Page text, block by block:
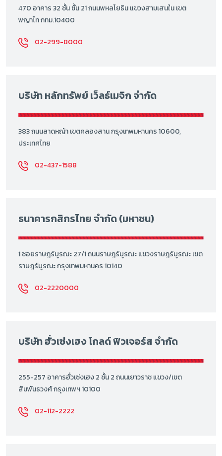
470 อาคาร 32 ชั้น ชั้น 21 ถนนพหลโยธิน แขวงสามเสนใน เขต
พญาไท กทม.10400
02-299-8000
บริษัท หลักทรัพย์ เว็ลธ์เมจิก จำกัด
383 ถนนลาดหญ้า เขตคลองสาน กรุงเทพมหานคร 10600,
ประเทศไทย
02-437-1588
ธนาคารกสิกรไทย จำกัด (มหาชน)
1 ซอยราษฎร์บูรณะ 27/1 ถนนราษฎร์บูรณะ แขวงราษฎร์บูรณะ เขต
ราษฎร์บูรณะ กรุงเทพมหานคร 10140
02-2220000
บริษัท ฮั่วเซ่งเฮง โกลด์ ฟิวเจอร์ส จำกัด
255-257 อาคารฮั่วเซ่งเฮง 2 ชั้น 2 ถนนเยาวราช แขวง/เขต
สัมพันธวงศ์ กรุงเทพฯ 10100
02-112-2222